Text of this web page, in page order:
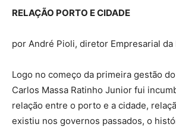
RELAÇÃO PORTO E CIDADE
por André Pioli, diretor Empresarial
Logo no começo da primeira gestão
Carlos Massa Ratinho Junior fui
relação entre o porto e a cidade,
existiu nos governos passados, o